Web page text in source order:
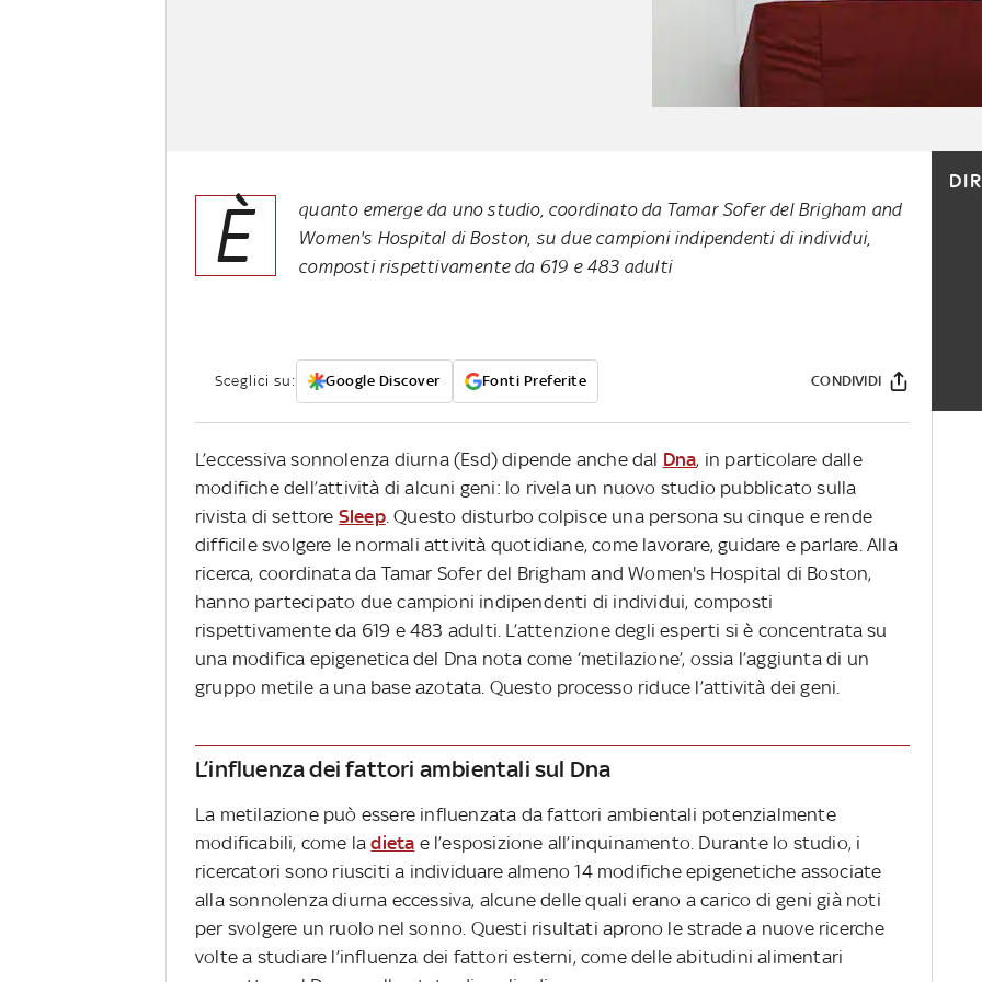
È
quanto emerge da uno studio, coordinato da Tamar Sofer del Brigham and
Women's Hospital di Boston, su due campioni indipendenti di individui,
composti rispettivamente da 619 e 483 adulti
Sceglici su: Google Discover Fonti Preferite CONDIVIDI
L’eccessiva sonnolenza diurna (Esd) dipende anche dal Dna, in particolare dalle
modifiche dell’attività di alcuni geni: lo rivela un nuovo studio pubblicato sulla
rivista di settore Sleep. Questo disturbo colpisce una persona su cinque e rende
difficile svolgere le normali attività quotidiane, come lavorare, guidare e parlare. Alla
ricerca, coordinata da Tamar Sofer del Brigham and Women's Hospital di Boston,
hanno partecipato due campioni indipendenti di individui, composti
rispettivamente da 619 e 483 adulti. L’attenzione degli esperti si è concentrata su
una modifica epigenetica del Dna nota come ‘metilazione’, ossia l’aggiunta di un
gruppo metile a una base azotata. Questo processo riduce l’attività dei geni.
L’influenza dei fattori ambientali sul Dna
La metilazione può essere influenzata da fattori ambientali potenzialmente
modificabili, come ladieta e l’esposizione all’inquinamento. Durante lo studio, i
ricercatori sono riusciti a individuare almeno 14 modifiche epigenetiche associate
alla sonnolenza diurna eccessiva, alcune delle quali erano a carico di geni già noti
per svolgere un ruolo nel sonno. Questi risultati aprono le strade a nuove ricerche
volte a studiare l’influenza dei fattori esterni, come delle abitudini alimentari